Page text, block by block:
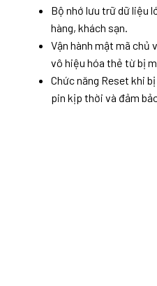
Bộ nhớ lưu trữ dữ liệu
hàng, khách sạn.
Vận hành mật mã chủ
vô hiệu hóa thẻ từ bị
Chức năng Reset khi
pin kịp thời và đảm